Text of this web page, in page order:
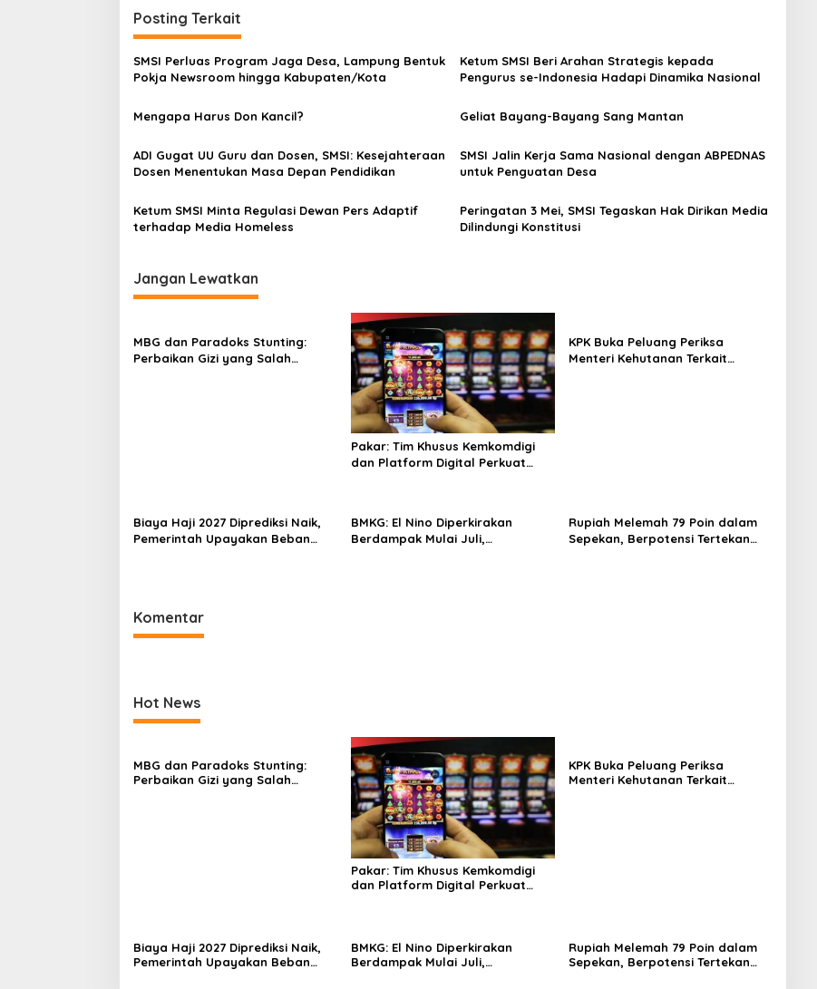
i
g
a
i
p
o
s
Posting Terkait
SMSI Perluas Program Jaga Desa, Lampung Bentuk
Pokja Newsroom hingga Kabupaten/Kota
Ketum SMSI Beri Arahan Strategis kepada
Pengurus se-Indonesia Hadapi Dinamika Nasional
Mengapa Harus Don Kancil? Geliat Bayang-Bayang Sang Mantan
ADI Gugat UU Guru dan Dosen, SMSI: Kesejahteraan
Dosen Menentukan Masa Depan Pendidikan
SMSI Jalin Kerja Sama Nasional dengan ABPEDNAS
untuk Penguatan Desa
Ketum SMSI Minta Regulasi Dewan Pers Adaptif
terhadap Media Homeless
Peringatan 3 Mei, SMSI Tegaskan Hak Dirikan Media
Dilindungi Konstitusi
Jangan Lewatkan
MBG dan Paradoks Stunting:
Perbaikan Gizi yang Salah
Pakar: Tim Khusus Kemkomdigi
dan Platform Digital Perkuat
KPK Buka Peluang Periksa
Menteri Kehutanan Terkait
Biaya Haji 2027 Diprediksi Naik,
Pemerintah Upayakan Beban
BMKG: El Nino Diperkirakan
Berdampak Mulai Juli,
Rupiah Melemah 79 Poin dalam
Sepekan, Berpotensi Tertekan
Komentar
Hot News
MBG dan Paradoks Stunting:
Perbaikan Gizi yang Salah
Pakar: Tim Khusus Kemkomdigi
dan Platform Digital Perkuat
KPK Buka Peluang Periksa
Menteri Kehutanan Terkait
Biaya Haji 2027 Diprediksi Naik,
Pemerintah Upayakan Beban
BMKG: El Nino Diperkirakan
Berdampak Mulai Juli,
Rupiah Melemah 79 Poin dalam
Sepekan, Berpotensi Tertekan